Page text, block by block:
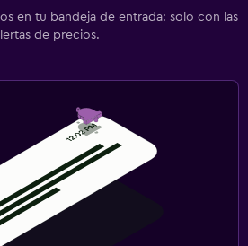
en tu bandeja de entrada: solo con las
de precios.